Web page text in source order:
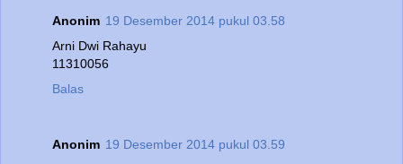
Anonim 19 Desember 2014 pukul 03.58
Arni Dwi Rahayu
11310056
Balas
Anonim 19 Desember 2014 pukul 03.59